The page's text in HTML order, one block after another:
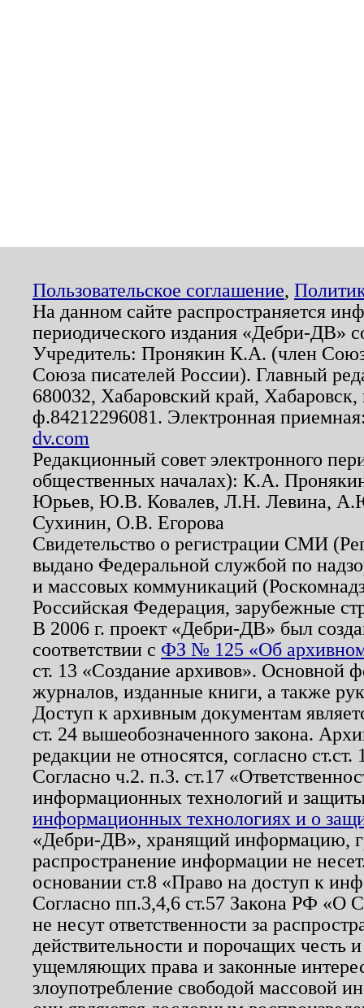
Пользовательское соглашение,
На данном сайте распространяется
периодического издания «Дебри-ДВ»
Учредитель: Пронякин К.А. (член
Союза писателей России). Главный
680032, Хабаровский край,
ф.84212296081. Электронная
dv.com
Редакционный совет электронного
общественных началах): К.А.
Юрьев, Ю.В. Ковалев, Л.Н. Левина,
Сухинин, О.В. Егорова
Свидетельство о регистрации СМИ
выдано Федеральной службой по
и массовых коммуникаций
Российская Федерация, зарубежные
В 2006 г. проект «Дебри-ДВ» был
соответствии с ФЗ № 125 «Об
ст. 13 «Создание архивов». Основной
журналов, изданные книги, а также
Доступ к архивным документам
ст. 24 вышеобозначенного закона.
редакции не относятся, согласно
Согласно ч.2. п.3. ст.17
информационных технологий и
информационных технологиях и о
«Дебри-ДВ», хранящий информацию,
распространение информации не
основании ст.8 «Право на доступ к
Согласно пп.3,4,6 ст.57 Закона РФ «О
не несут ответственности за
действительности и порочащих честь
ущемляющих права и законные
злоупотребление свободой массовой